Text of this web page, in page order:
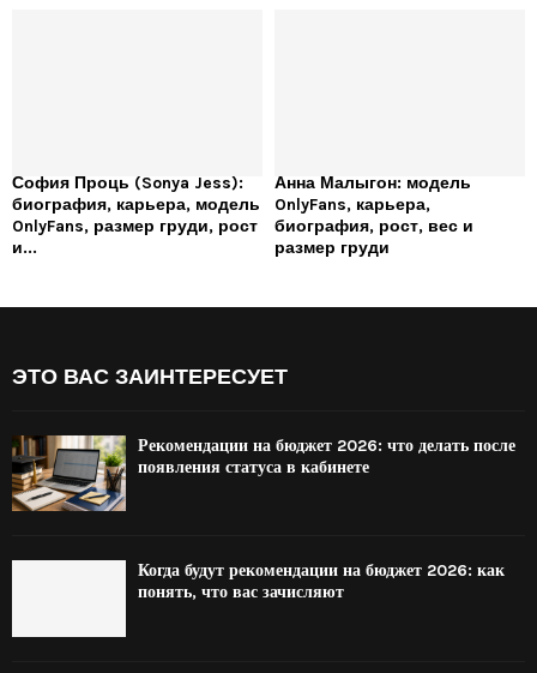
София Проць (Sonya Jess):
биография, карьера, модель
OnlyFans, размер груди, рост
и...
Анна Малыгон: модель
OnlyFans, карьера,
биография, рост, вес и
размер груди
ЭТО ВАС ЗАИНТЕРЕСУЕТ
Рекомендации на бюджет 2026: что делать после
появления статуса в кабинете
Когда будут рекомендации на бюджет 2026: как
понять, что вас зачисляют